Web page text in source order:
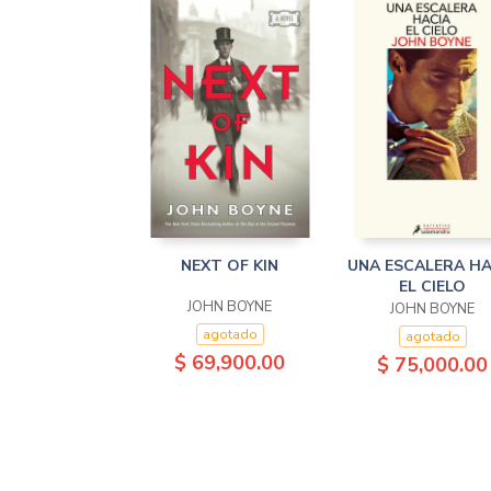
NEXT OF KIN
JOHN BOYNE
agotado
$ 69,900.00
UNA ESCALERA
EL CIELO
JOHN BOYNE
agotado
$ 75,000.00